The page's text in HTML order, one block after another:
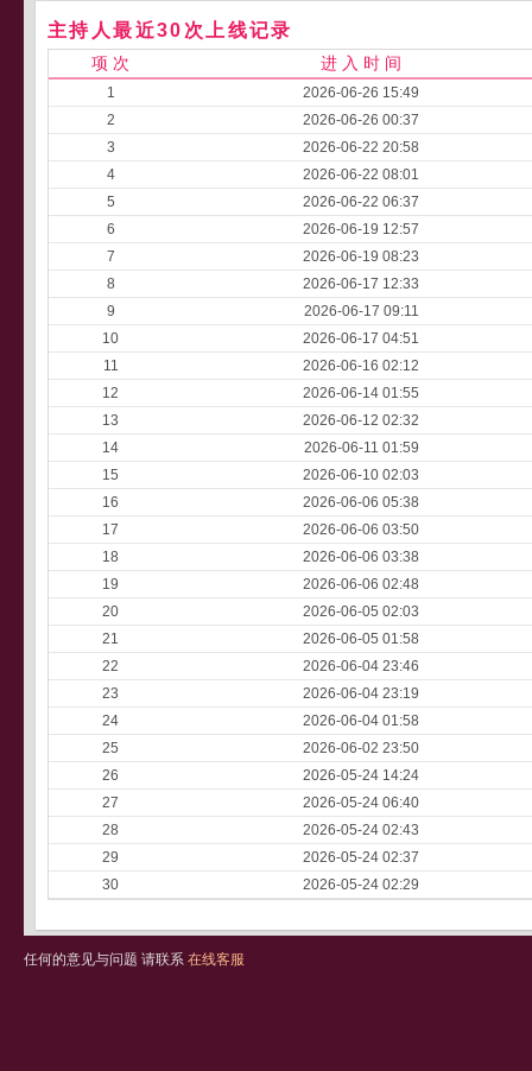
主持人最近30次上线记录
项 次 进 入 时 间
1
2026-06-26 15:49
2
2026-06-26 00:37
3
2026-06-22 20:58
4
2026-06-22 08:01
5
2026-06-22 06:37
6
2026-06-19 12:57
7
2026-06-19 08:23
8
2026-06-17 12:33
9
2026-06-17 09:11
10
2026-06-17 04:51
11
2026-06-16 02:12
12
2026-06-14 01:55
13
2026-06-12 02:32
14
2026-06-11 01:59
15
2026-06-10 02:03
16
2026-06-06 05:38
17
2026-06-06 03:50
18
2026-06-06 03:38
19
2026-06-06 02:48
20
2026-06-05 02:03
21
2026-06-05 01:58
22
2026-06-04 23:46
23
2026-06-04 23:19
24
2026-06-04 01:58
25
2026-06-02 23:50
26
2026-05-24 14:24
27
2026-05-24 06:40
28
2026-05-24 02:43
29
2026-05-24 02:37
30
2026-05-24 02:29
任何的意见与问题 请联系 在线客服